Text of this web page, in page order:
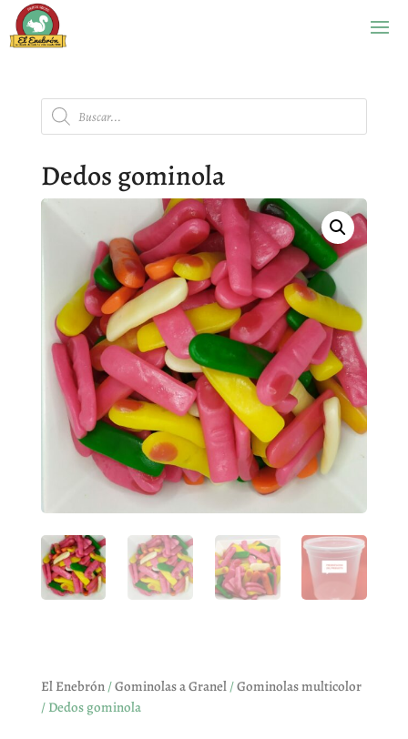
Búsqueda
de
productos
Dedos gominola
El Enebrón/Gominolas a Granel/Gominolas multicolor
/ Dedos gominola